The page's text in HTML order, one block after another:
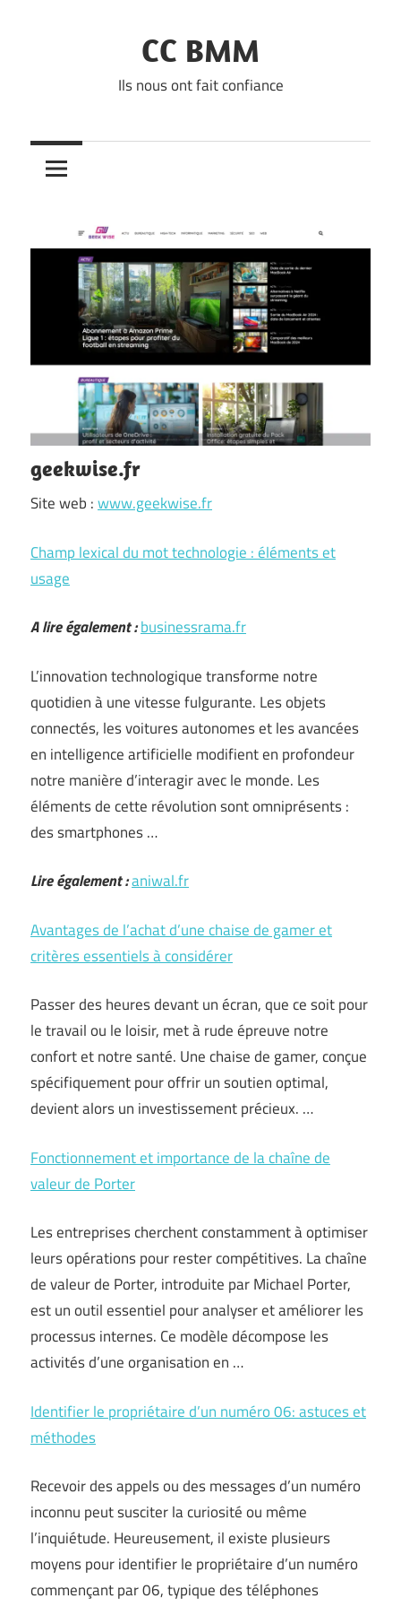
CC BMM
Ils nous ont fait confiance
geekwise.fr
Site web :www.geekwise.fr
Champ lexical du mot technologie : éléments et
usage
A lire également :businessrama.fr
L’innovation technologique transforme notre
quotidien à une vitesse fulgurante. Les objets
connectés, les voitures autonomes et les avancées
en intelligence artificielle modifient en profondeur
notre manière d’interagir avec le monde. Les
éléments de cette révolution sont omniprésents :
des smartphones …
Lire également :aniwal.fr
Avantages de l’achat d’une chaise de gamer et
critères essentiels à considérer
Passer des heures devant un écran, que ce soit pour
le travail ou le loisir, met à rude épreuve notre
confort et notre santé. Une chaise de gamer, conçue
spécifiquement pour offrir un soutien optimal,
devient alors un investissement précieux. …
Fonctionnement et importance de la chaîne de
valeur de Porter
Les entreprises cherchent constamment à optimiser
leurs opérations pour rester compétitives. La chaîne
de valeur de Porter, introduite par Michael Porter,
est un outil essentiel pour analyser et améliorer les
processus internes. Ce modèle décompose les
activités d’une organisation en …
Identifier le propriétaire d’un numéro 06: astuces et
méthodes
Recevoir des appels ou des messages d’un numéro
inconnu peut susciter la curiosité ou même
l’inquiétude. Heureusement, il existe plusieurs
moyens pour identifier le propriétaire d’un numéro
commençant par 06, typique des téléphones